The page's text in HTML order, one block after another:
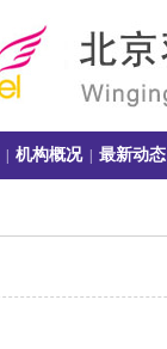
机构概况| 最新动态